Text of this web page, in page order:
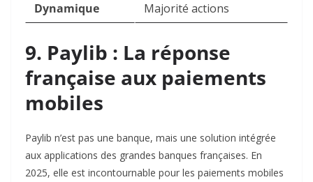
Dynamique Majorité actions
9. Paylib : La réponse
française aux paiements
mobiles
Paylib n’est pas une banque, mais une solution intégrée
aux applications des grandes banques françaises. En
2025, elle est incontournable pour les paiements mobiles